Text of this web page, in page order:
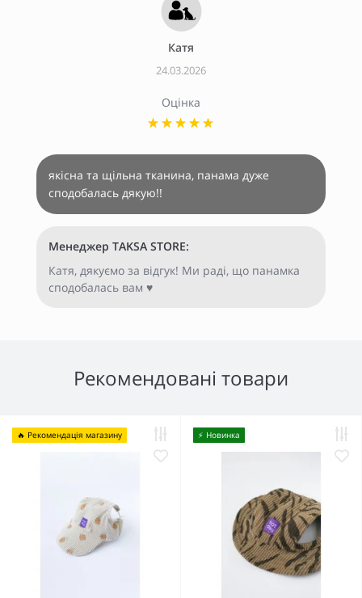
Катя
24.03.2026
Оцінка
якісна та щільна тканина, панама дуже
сподобалась дякую!!
Менеджер TAKSA STORE:
Катя, дякуємо за відгук! Ми раді, що панамка
сподобалась вам ♥
Рекомендовані товари
🔥 Рекомендація магазину ⚡️ Новинка